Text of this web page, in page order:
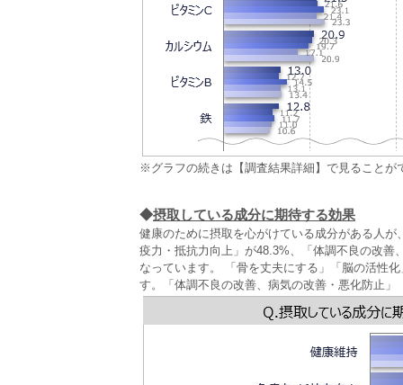
※グラフの続きは【調査結果詳細】で見ることが
◆摂取している成分に期待する効果
健康のために摂取を心がけている成分がある人
疫力・抵抗力向上」が48.3%、「体調不良の改
なっています。 「骨を丈夫にする」「脳の活性
す。「体調不良の改善、病気の改善・悪化防止